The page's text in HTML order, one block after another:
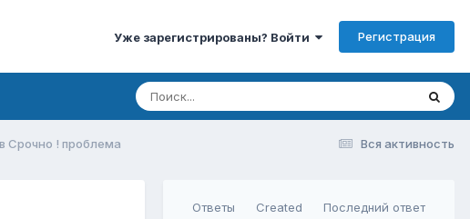
Уже зарегистрированы? Войти Регистрация
Вся активность
Срочно ! проблема
Ответы Created Последний ответ